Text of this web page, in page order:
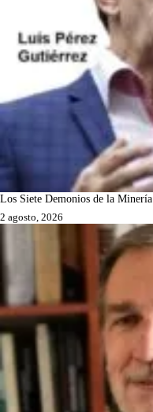
Los Siete Demonios de la Minería
2 agosto, 2026